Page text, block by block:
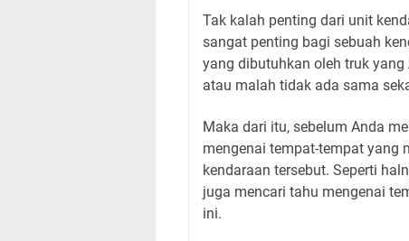
Tak kalah penting dari unit
sangat penting bagi sebuah
yang dibutuhkan oleh truk
atau malah tidak ada sama
Maka dari itu, sebelum Anda
mengenai tempat-tempat yang
kendaraan tersebut. Seperti
juga mencari tahu mengenai
ini.